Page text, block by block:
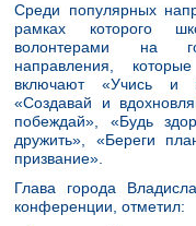
Среди популярных
рамках которого
волонтерами на
направления,
включают «Учись и
«Создавай и
побеждай», «Будь
дружить», «Береги
призвание».
Глава города
конференции, отметил: